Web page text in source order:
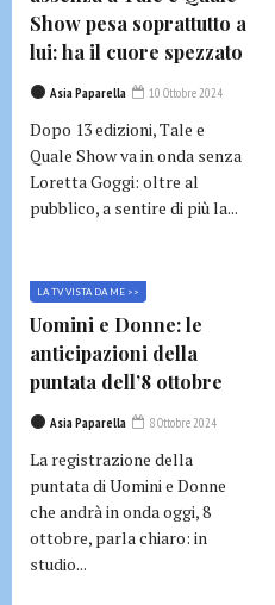
Show pesa soprattutto a
lui: ha il cuore spezzato
Asia Paparella 10 Ottobre 2024
Dopo 13 edizioni, Tale e
Quale Show va in onda senza
Loretta Goggi: oltre al
pubblico, a sentire di più la...
LA TV VISTA DA ME >>
Uomini e Donne: le
anticipazioni della
puntata dell’8 ottobre
Asia Paparella 8 Ottobre 2024
La registrazione della
puntata di Uomini e Donne
che andrà in onda oggi, 8
ottobre, parla chiaro: in
studio...